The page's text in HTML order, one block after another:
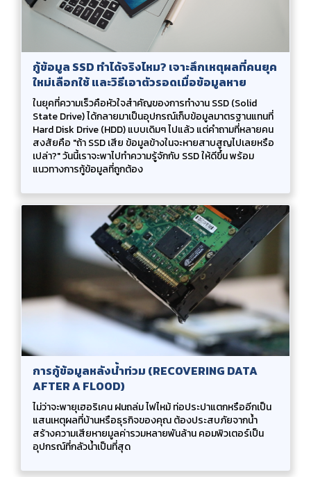
กู้ข้อมูล SSD ทำได้จริงไหม? เจาะลึกเหตุผลที่คนยุค
ใหม่เลือกใช้ และวิธีเอาตัวรอดเมื่อข้อมูลหาย
ในยุคที่ความเร็วคือหัวใจสำคัญของการทำงาน SSD (Solid
State Drive) ได้กลายมาเป็นอุปกรณ์เก็บข้อมูลมาตรฐานแทนที่
Hard Disk Drive (HDD) แบบเดิมๆ ไปแล้ว แต่คำถามที่หลายคน
สงสัยคือ "ถ้า SSD เสีย ข้อมูลข้างในจะหายสาบสูญไปเลยหรือ
เปล่า?" วันนี้เราจะพาไปทำความรู้จักกับ SSD ให้ดีขึ้น พร้อม
แนวทางการกู้ข้อมูลที่ถูกต้อง
การกู้ข้อมูลหลังน้ำท่วม (RECOVERING DATA
AFTER A FLOOD)
ไม่ว่าจะพายุเฮอริเคน ฝนถล่ม ไฟไหม้ ท่อประปาแตกหรืออีกเป็น
แสนเหตุผลที่บ้านหรือธุรกิจของคุณ ต้องประสบภัยจากน้ำ
สร้างความเสียหายมูลค่ารวมหลายพันล้าน คอมพิวเตอร์เป็น
อุปกรณ์ที่กลัวน้ำเป็นที่สุด